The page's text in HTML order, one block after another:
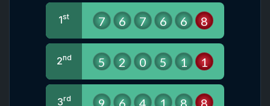
1st 7 6 7 6 6 8
2nd 5 2 0 5 1 1
3rd 9 6 4 1 8 8